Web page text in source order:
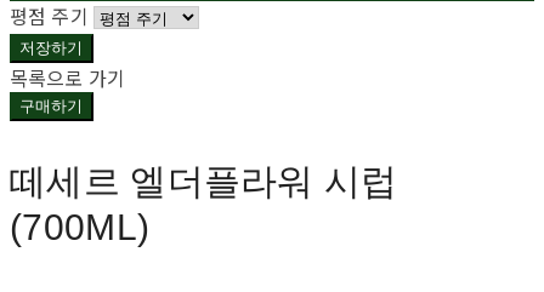
평점 주기
저장하기
목록으로 가기
구매하기
떼세르 엘더플라워 시럽
(700ML)